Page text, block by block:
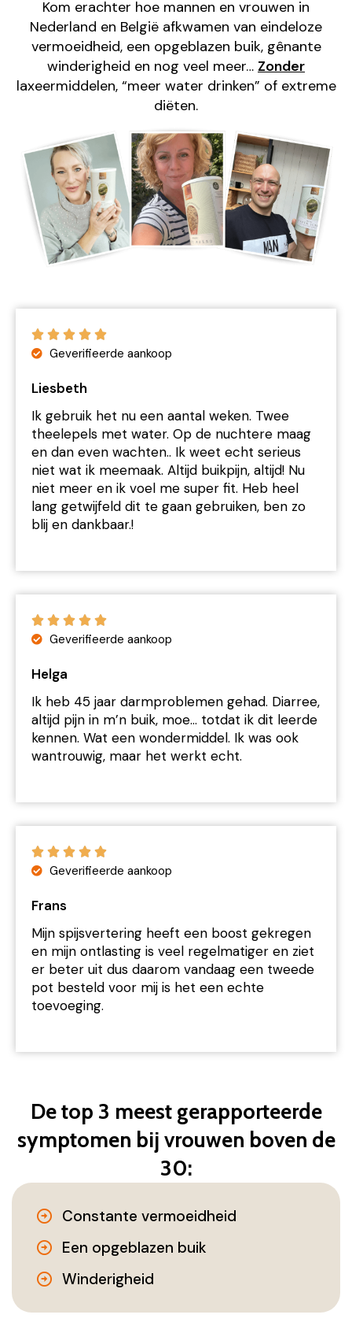
Kom erachter hoe mannen en vrouwen in
Nederland en België afkwamen van eindeloze
vermoeidheid, een opgeblazen buik, gênante
winderigheid en nog veel meer… Zonder
laxeermiddelen, “meer water drinken” of extreme
diëten.
Geverifieerde aankoop
Liesbeth
Ik gebruik het nu een aantal weken. Twee
theelepels met water. Op de nuchtere maag
en dan even wachten.. Ik weet echt serieus
niet wat ik meemaak. Altijd buikpijn, altijd! Nu
niet meer en ik voel me super fit. Heb heel
lang getwijfeld dit te gaan gebruiken, ben zo
blij en dankbaar.!
Geverifieerde aankoop
Helga
Ik heb 45 jaar darmproblemen gehad. Diarree,
altijd pijn in m’n buik, moe… totdat ik dit leerde
kennen. Wat een wondermiddel. Ik was ook
wantrouwig, maar het werkt echt.
Geverifieerde aankoop
Frans
Mijn spijsvertering heeft een boost gekregen
en mijn ontlasting is veel regelmatiger en ziet
er beter uit dus daarom vandaag een tweede
pot besteld voor mij is het een echte
toevoeging.
De top 3 meest gerapporteerde
symptomen bij vrouwen boven de
30:
Constante vermoeidheid
Een opgeblazen buik
Winderigheid